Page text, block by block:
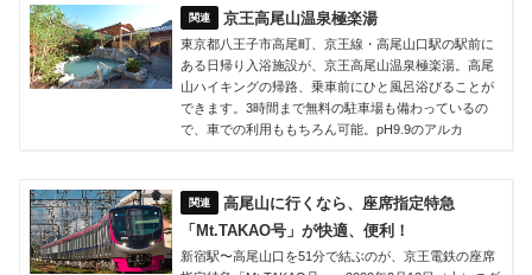
京王高尾山温泉極楽湯
東京都八王子市高尾町、京王線・高尾山口駅の駅前に
ある日帰り入浴施設が、京王高尾山温泉極楽湯。高尾
山ハイキングの帰路、乗車前にひと風呂浴びることが
できます。3時間まで無料の駐車場も備わっているの
で、車での利用ももちろん可能。pH9.9のアルカ
高尾山に行くなら、座席指定特急
「Mt.TAKAO号」が快適、便利！
新宿駅〜高尾山口を51分で結ぶのが、京王電鉄の座席